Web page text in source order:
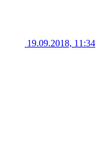
19.09.2018, 11:34